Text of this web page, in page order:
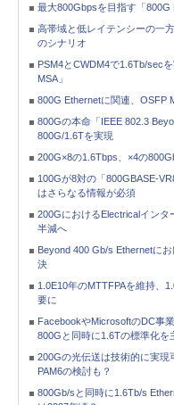
最大800Gbpsを目指す「800G
高帯域と低レイテンシーの一
のシナリオ
PSM4とCWDM4で1.6Tb/sec
MSA」
800G Ethernetに関連、OSFP
800Gの本命「IEEE 802.3
800G/1.6Tを実現
200G×8の1.6Tbps、×4の
100Gが8対の「800GBASE-
はさらなる情報が必須
200GにおけるElectricalイン
半減へ
Beyond 400 Gb/s Ethernetに
決
1.0E10年のMTTFPAを維持、
要に
FacebookやMicrosoftのDC事
800Gと同時に1.6Tの標準化を
200Gの光伝送は技術的に実現
PAM6の検討も？
800Gb/sと同時に1.6Tb/s